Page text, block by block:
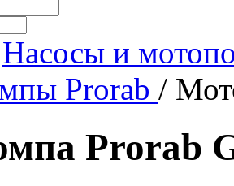
Насосы и
Prorab /
Prorab